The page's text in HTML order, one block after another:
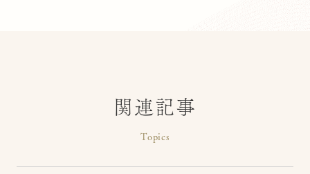
関連記事
Topics